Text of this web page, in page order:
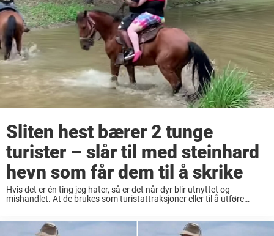
Sliten hest bærer 2 tunge
turister – slår til med steinhard
hevn som får dem til å skrike
Hvis det er én ting jeg hater, så er det når dyr blir utnyttet og
mishandlet. At de brukes som turistattraksjoner eller til å utføre